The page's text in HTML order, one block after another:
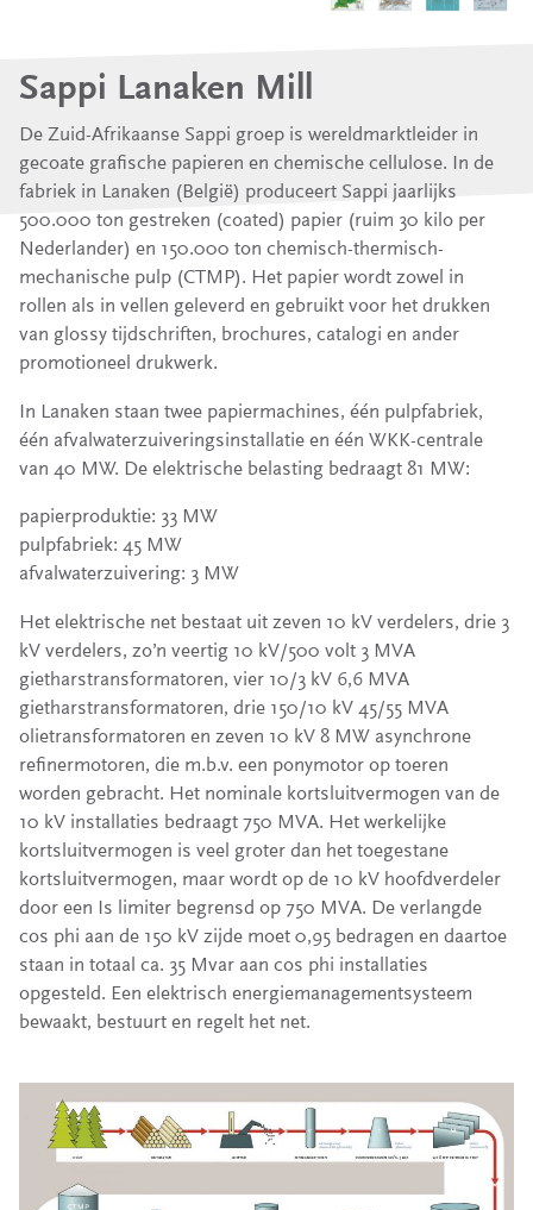
Sappi Lanaken Mill
De Zuid-Afrikaanse Sappi groep is wereldmarktleider in
gecoate grafische papieren en chemische cellulose. In de
fabriek in Lanaken (België) produceert Sappi jaarlijks
500.000 ton gestreken (coated) papier (ruim 30 kilo per
Nederlander) en 150.000 ton chemisch-thermisch-
mechanische pulp (CTMP). Het papier wordt zowel in
rollen als in vellen geleverd en gebruikt voor het drukken
van glossy tijdschriften, brochures, catalogi en ander
promotioneel drukwerk.
In Lanaken staan twee papiermachines, één pulpfabriek,
één afvalwaterzuiveringsinstallatie en één WKK-centrale
van 40 MW. De elektrische belasting bedraagt 81 MW:
papierproduktie: 33 MW
pulpfabriek: 45 MW
afvalwaterzuivering: 3 MW
Het elektrische net bestaat uit zeven 10 kV verdelers, drie 3
kV verdelers, zo’n veertig 10 kV/500 volt 3 MVA
gietharstransformatoren, vier 10/3 kV 6,6 MVA
gietharstransformatoren, drie 150/10 kV 45/55 MVA
olietransformatoren en zeven 10 kV 8 MW asynchrone
refinermotoren, die m.b.v. een ponymotor op toeren
worden gebracht. Het nominale kortsluitvermogen van de
10 kV installaties bedraagt 750 MVA. Het werkelijke
kortsluitvermogen is veel groter dan het toegestane
kortsluitvermogen, maar wordt op de 10 kV hoofdverdeler
door een Is limiter begrensd op 750 MVA. De verlangde
cos phi aan de 150 kV zijde moet 0,95 bedragen en daartoe
staan in totaal ca. 35 Mvar aan cos phi installaties
opgesteld. Een elektrisch energiemanagementsysteem
bewaakt, bestuurt en regelt het net.